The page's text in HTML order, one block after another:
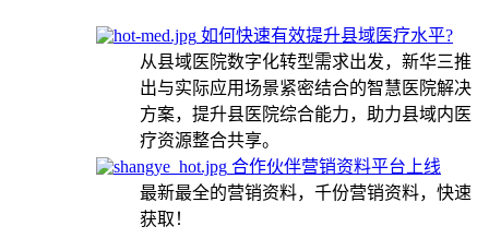
如何快速有效提升县域医疗水平?
从县域医院数字化转型需求出发，新华三推
出与实际应用场景紧密结合的智慧医院解决
方案，提升县医院综合能力，助力县域内医
疗资源整合共享。
合作伙伴营销资料平台上线
最新最全的营销资料，千份营销资料，快速
获取！